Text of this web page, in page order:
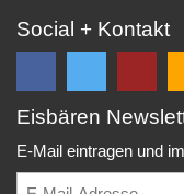
Social + Kontakt
Folge
auf
Facebook
Folge
auf
Twitter
EC
Eisbären
E-Mail eintragen und